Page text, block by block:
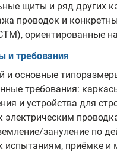
щиты и ряд других
проводок и
ориентированные
и требования
и основные
требования:
и устройства для
электрическим
зануление по
испытаниям, приёмке и